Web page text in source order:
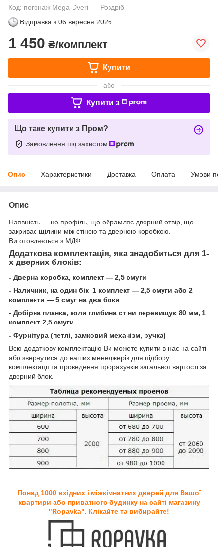
Код: погонаж Mega-Dveri
Роздріб
Відправка з 06 вересня 2026
1 450 ₴/комплект
Купити
або
Купити з
Що таке купити з Пром?
Замовлення під захистом
Опис Характеристики Доставка Оплата Умови
Опис
Наявність — це профіль, що обрамляє дверний отвір, що
закриває щілини між стіною та дверною коробкою.
Виготовляється з МДФ.
Додаткова комплектація, яка знадобиться для 1-
х дверних блоків:
- Дверна коробка, комплект — 2,5 смуги
- Наличник, на один бік 1 комплект — 2,5 смуги або 2
комплекти — 5 смуг на два боки
- Добірна планка, коли глибина стіни перевищує 80 мм, 1
комплект 2,5 смуги
- Фурнітура (петлі, замковий механізм, ручка)
Всю додаткову комплектацію Ви можете купити в нас на сайті
або звернутися до наших менеджерів для підбору
комплектації та проведення прорахунків загальної вартості за
дверний блок.
Понад 1000 вхідних і міжкімнатних дверей для Вашої
квартири або приватного будинку на сайті магазину
"Ropavka". Клікайте та вибирайте!